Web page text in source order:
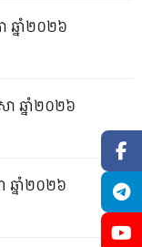
ឆ្នាំ២០២៦
ា ឆ្នាំ២០២៦
ឆ្នាំ២០២៦